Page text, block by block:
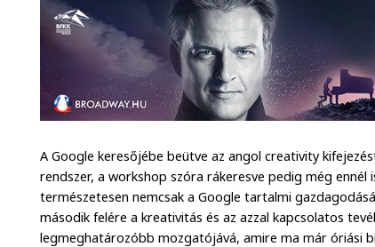
A Google keresőjébe beütve az angol creativity
rendszer, a workshop szóra rákeresve pedig még ennél
természetesen nemcsak a Google tartalmi
második felére a kreativitás és az azzal kapcsolatos
legmeghatározóbb mozgatójává, amire ma már óriási